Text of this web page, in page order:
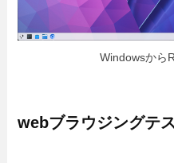
Windowsから
webブラウジングテ